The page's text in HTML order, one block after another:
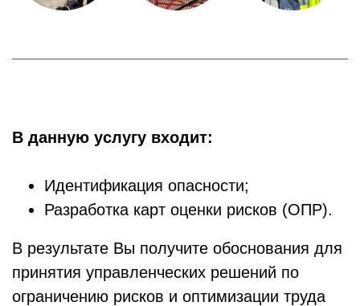
В данную услугу входит:
Идентификация опасности;
Разработка карт оценки рисков (ОПР).
В результате Вы получите обоснования для
принятия управленческих решений по
ограничению рисков и оптимизации труда